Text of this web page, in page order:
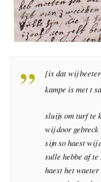
[is dat wij
kampe is met t
sluijs om turf te
wij door gebreck
sijn so haest wij
sulle hebbe af
haest het